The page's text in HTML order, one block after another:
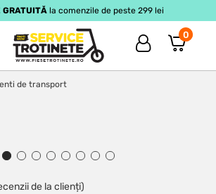
GRATUITĂla comenzile de peste 299 lei
0
de transport
de la clienți)